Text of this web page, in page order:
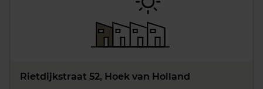
Rietdijkstraat 52, Hoek van Holland